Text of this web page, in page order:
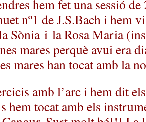
hem fet una sessió de
nº1 de J.S.Bach i hem
Sònia i la Rosa Maria
mares perquè avui era
mares han tocat amb la
amb l’arc i hem dit
hem tocat amb els